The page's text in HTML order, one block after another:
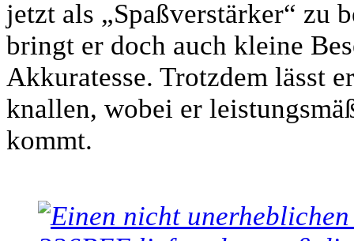
jetzt als „Spaßverstärker“ zu
bringt er doch auch kleine
Akkuratesse. Trotzdem lässt
knallen, wobei er
kommt.